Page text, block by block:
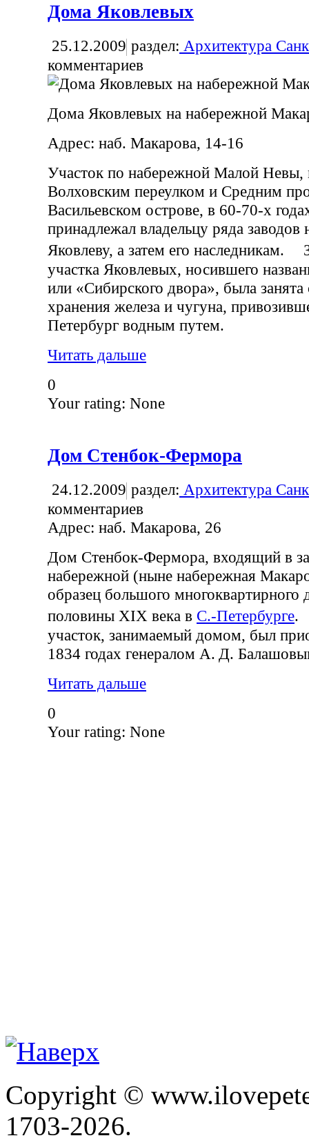
Дома Яковлевых
25.12.2009 раздел: Архитектура
комментариев
Дома Яковлевых на набережной
Адрес: наб. Макарова, 14-16
Участок по набережной Малой
Волховским переулком и Средним
Васильевском острове, в 60-70-х
принадлежал владельцу ряда заводов
Яковлеву, а затем его наследникам.
участка Яковлевых, носившего
или «Сибирского двора», была занята
хранения железа и чугуна,
Петербург водным путем.
Читать дальше
0
Your rating: None
Дом Стенбок-Фермора
24.12.2009 раздел: Архитектура
комментариев
Адрес: наб. Макарова, 26
Дом Стенбок-Фермора, входящий в
набережной (ныне набережная
образец большого многоквартирного
половины XIX века в С.-Петербурге.
участок, занимаемый домом, был
1834 годах генералом А. Д.
Читать дальше
0
Your rating: None
Copyright ©
1703-2026.